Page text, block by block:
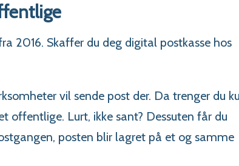
2016. Skaffer du deg digital postkasse hos
vil sende post der. Da trenger du
offentlige. Lurt, ikke sant? Dessuten får du
posten blir lagret på et og samme